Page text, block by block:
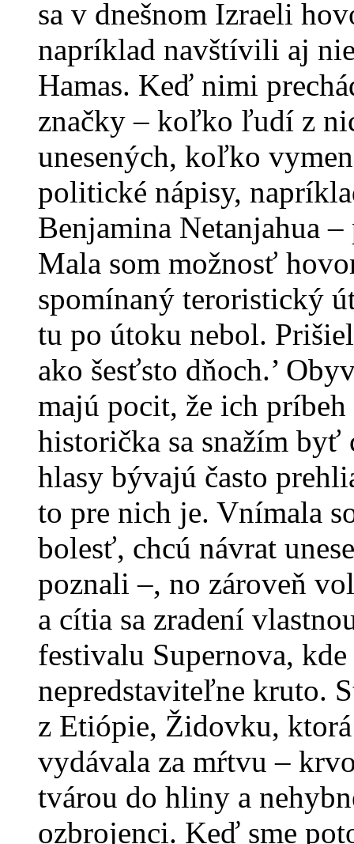
sa v dnešnom Izraeli
napríklad navštívili aj
Hamas. Keď nimi
značky – koľko ľudí z
unesených, koľko
politické nápisy,
Benjamina Netanjahua
Mala som možnosť
spomínaný teroristický
tu po útoku nebol.
ako šesťsto dňoch.’
majú pocit, že ich
historička sa snažím
hlasy bývajú často
to pre nich je. Vnímala
bolesť, chcú návrat
poznali –, no zároveň
a cítia sa zradení
festivalu Supernova,
nepredstaviteľne kruto.
z Etiópie, Židovku,
vydávala za mŕtvu –
tvárou do hliny a
ozbrojenci. Keď sme